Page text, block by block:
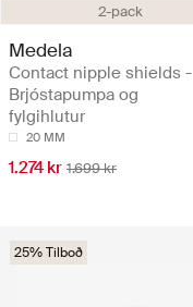
2-pack
Medela
Contact nipple shields -
Brjóstapumpa og
fylgihlutur
20 MM
1.274 kr 1.699 kr
25% Tilboð